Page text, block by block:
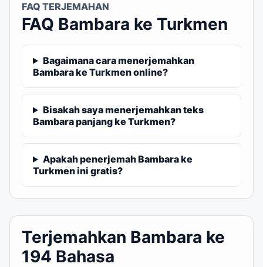
FAQ TERJEMAHAN
FAQ Bambara ke Turkmen
Bagaimana cara menerjemahkan
Bambara ke Turkmen online?
Bisakah saya menerjemahkan teks
Bambara panjang ke Turkmen?
Apakah penerjemah Bambara ke
Turkmen ini gratis?
Terjemahkan Bambara ke
194 Bahasa